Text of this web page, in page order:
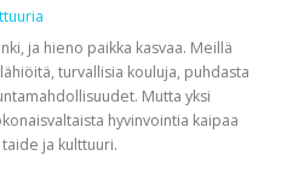
ja hieno paikka kasvaa. Meillä
turvallisia kouluja, puhdasta
Mutta yksi
hyvinvointia kaipaa
ja kulttuuri.